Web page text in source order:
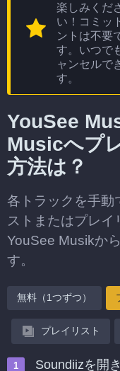
楽しみくだ
い！コミッ
ントは不要
す。いつで
ャンセルで
す。
YouSee
Musicへプ
方法は？
各トラックを手動
ストまたはプレイ
YouSee Musikか
す。
無料（1つずつ）
プレイリスト
Soundiizを開